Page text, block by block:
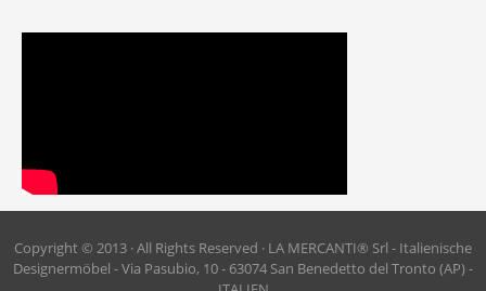
Copyright © 2013 · All Rights Reserved · LA MERCANTI® Srl - Italienische
Designermöbel - Via Pasubio, 10 - 63074 San Benedetto del Tronto (AP) -